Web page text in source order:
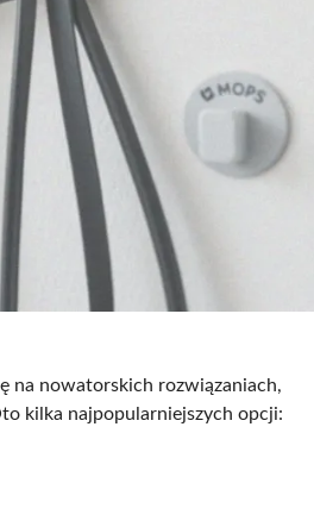
na nowatorskich rozwiązaniach,
kilka najpopularniejszych opcji: